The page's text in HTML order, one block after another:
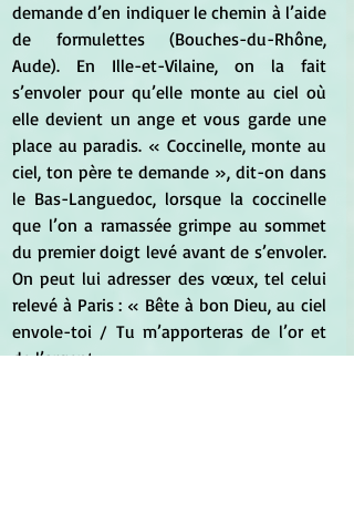
demande d’en indiquer le chemin à l’aide
de formulettes (Bouches-du-Rhône,
Aude). En Ille-et-Vilaine, on la fait
s’envoler pour qu’elle monte au ciel où
elle devient un ange et vous garde une
place au paradis. « Coccinelle, monte au
ciel, ton père te demande », dit-on dans
le Bas-Languedoc, lorsque la coccinelle
que l’on a ramassée grimpe au sommet
du premier doigt levé avant de s’envoler.
On peut lui adresser des vœux, tel celui
relevé à Paris : « Bête à bon Dieu, au ciel
envole-toi / Tu m’apporteras de l’or et
de l’argent. »